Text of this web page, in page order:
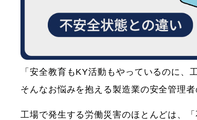
「安全教育もKY活動もやっているのに、
そんなお悩みを抱える製造業の安全管理
工場で発生する労働災害のほとんどは、